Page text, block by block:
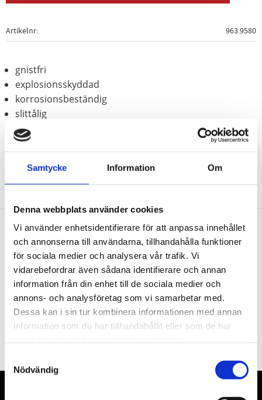
Samtycke Information Om
Denna webbplats använder cookies
Vi använder enhetsidentifierare för att anpassa innehållet
och annonserna till användarna, tillhandahålla funktioner
för sociala medier och analysera vår trafik. Vi
vidarebefordrar även sådana identifierare och annan
information från din enhet till de sociala medier och
annons- och analysföretag som vi samarbetar med.
Dessa kan i sin tur kombinera informationen med annan
information som du har tillhandahållit eller som de har
Nödvändig
Artikelnr 963.9580
gnistfri
explosionsskyddad
korrosionsbeständig
slittålig
Aluminium-brons (icke-järn-legering)
Nyhetsbrev
PRENUMERERA